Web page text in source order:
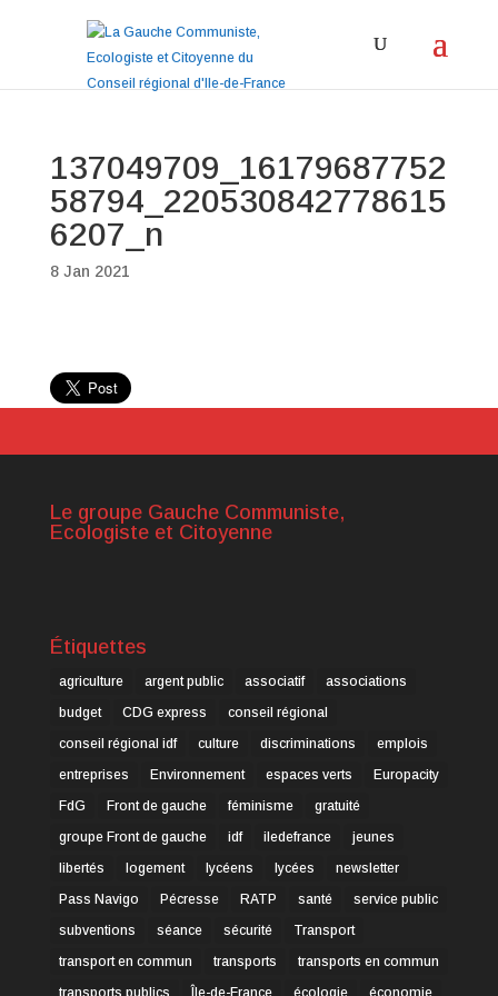
137049709_16179687752
58794_220530842778615
6207_n
8 Jan 2021
Le groupe Gauche Communiste,
Ecologiste et Citoyenne
Étiquettes
agriculture argent public associatif
associations
budget
CDG express
conseil régional
conseil régional idf
culture discriminations
emplois
entreprises
Environnement espaces verts
Europacity
FdG
Front de gauche féminisme
gratuité
groupe Front de gauche
idf iledefrance
jeunes
libertés
logement lycéens lycées
newsletter
Pass Navigo
Pécresse RATP santé
service public
subventions
séance sécurité
Transport
transport en commun
transports
transports en commun